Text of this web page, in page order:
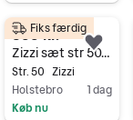
Gå til annoncen
399 kr.
Zizzi sæt str 50-52
Str. 50 Zizzi
Holstebro
1 dag
Køb nu
Fiks færdig
Føj